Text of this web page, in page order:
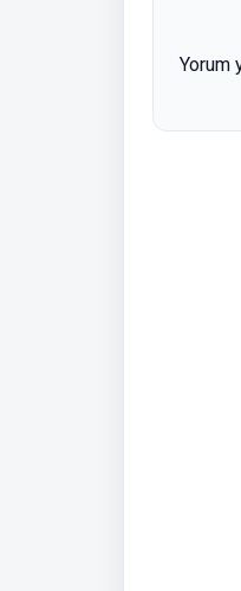
Yorum